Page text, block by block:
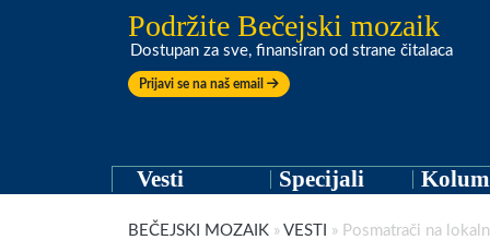
Podržite Bečejski mozaik
Dostupan za sve, finansiran od strane čitalaca
Prijavi se na naš email
Vesti Specijali
BEČEJSKI MOZAIK » VESTI » Posmatrači na